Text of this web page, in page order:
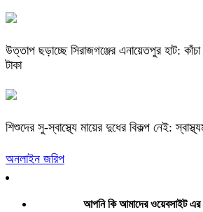
উত্তাপ ছড়াচ্ছে সিরাজগঞ্জের এনায়েতপুর হাট:
টাকা
শিশুদের সু-স্বাস্থ্যে মায়ের দুধের বিকল্প নেই:
অনলাইন জরিপ
আপনি কি আমাদের ওয়েবসাইট এর